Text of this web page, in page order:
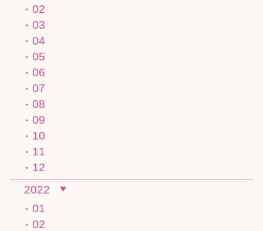
02
03
04
05
06
07
08
09
10
11
12
2022
01
02